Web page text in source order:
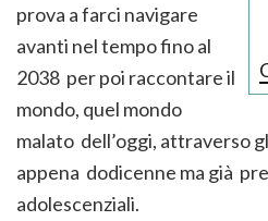
prova a farci navigare
avanti nel tempo fino al
2038 per poi raccontare il
mondo, quel mondo
malato dell’oggi, attraverso
appena dodicenne ma già
adolescenziali.